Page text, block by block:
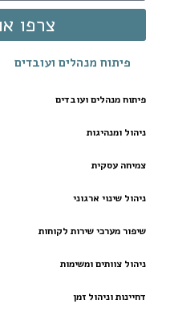
פיתוח מנהלים ועובדים
פיתוח מנהלים ועובדים
ניהול ומנהיגות
צמיחה עסקית
ניהול שינוי ארגוני
שיפור מערכי שירות לקוחות
ניהול צוותים ומשימות
דחיינות וניהול זמן
צרפו